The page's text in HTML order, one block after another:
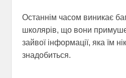
Останнім часом виникає
школярів, що вони
зайвої інформації, яка їм
знадобиться.